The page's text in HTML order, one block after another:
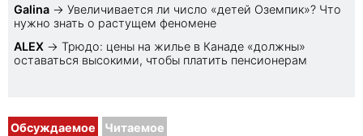
Galina → Увеличивается ли число «детей Оземпик»? Что
нужно знать о растущем феномене
ALEX → Трюдо: цены на жилье в Канаде «должны»
оставаться высокими, чтобы платить пенсионерам
Обсуждаемое Читаемое